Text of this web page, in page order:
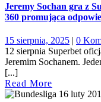
Jeremy Sochan gra z
360 promująca
15 sierpnia, 202515
sierpnia,
2025
| 0
12 sierpnia Superbet
Jeremim Sochanem.
[...]
Read More
More